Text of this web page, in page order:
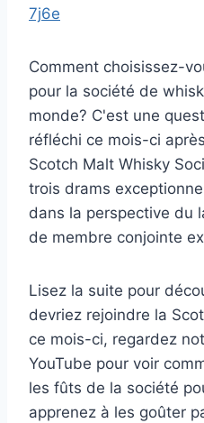
7j6e
Comment choisissez-
pour la société de
monde? C'est une
réfléchi ce mois-ci
Scotch Malt Whisky
trois drams
dans la perspective du
de membre conjointe
Lisez la suite pour
devriez rejoindre la
ce mois-ci, regardez
YouTube pour voir
les fûts de la société
apprenez à les goûter